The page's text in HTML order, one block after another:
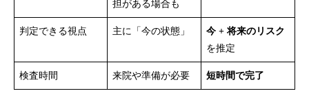
担がある場合も
判定できる視点 主に「今の状態」
今 + 将来のリスク
を推定
検査時間 来院や準備が必要 短時間で完了